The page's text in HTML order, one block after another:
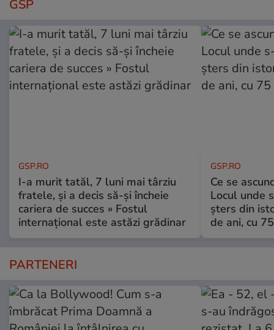
GSP
GSP.RO
I-a murit tatăl, 7 luni mai târziu
fratele, și a decis să-și încheie
cariera de succes » Fostul
internațional este astăzi grădinar
GSP.RO
Ce se
Locul unde
șters din
de ani, cu
PARTENERI